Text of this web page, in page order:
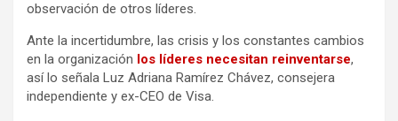
observación de otros líderes.
Ante la incertidumbre, las crisis y los constantes cambios
en la organización los líderes necesitan reinventarse,
así lo señala Luz Adriana Ramírez Chávez, consejera
independiente y ex-CEO de Visa.